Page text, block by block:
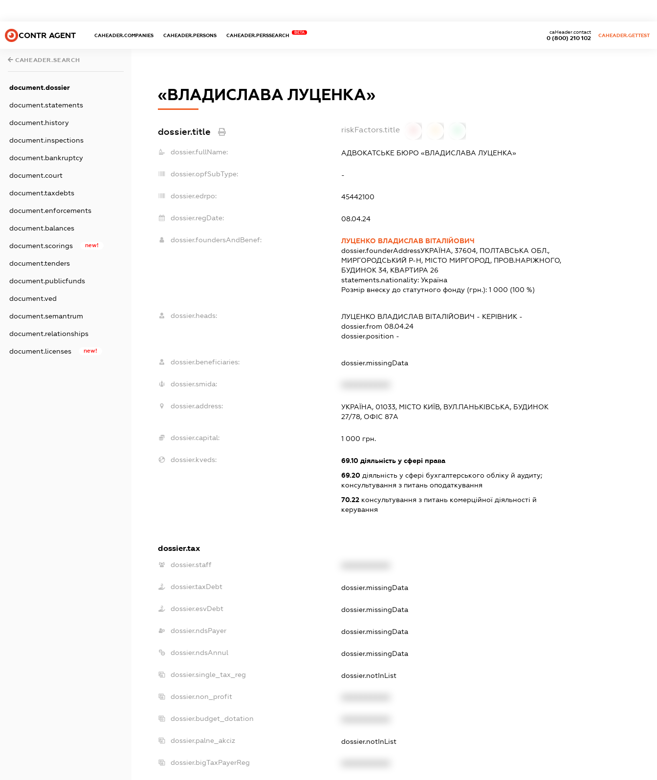
CONTR AGENT CAHEADER.COMPANIES CAHEADER.PERSONS CAHEADER.PERSSEARCH
BETA
0 (800) 210 102
caHeader.contact
CAHEADER.GETTEST
CAHEADER.SEARCH
document.dossier
document.statements
document.history
document.inspections
document.bankruptcy
document.court
document.taxdebts
document.enforcements
document.balances
document.scorings new!
document.tenders
document.publicfunds
document.ved
document.semantrum
document.relationships
document.licenses new!
«ВЛАДИСЛАВА ЛУЦЕНКА»
dossier.title riskFactors.title
dossier.fullName: АДВОКАТСЬКЕ БЮРО «ВЛАДИСЛАВА ЛУЦЕНКА»
dossier.opfSubType: -
dossier.edrpo: 45442100
dossier.regDate: 08.04.24
dossier.foundersAndBenef:
ЛУЦЕНКО ВЛАДИСЛАВ ВІТАЛІЙОВИЧ
dossier.founderAddressУКРАЇНА, 37604, ПОЛТАВСЬКА ОБЛ.,
МИРГОРОДСЬКИЙ Р-Н, МІСТО МИРГОРОД, ПРОВ.НАРІЖНОГО,
БУДИНОК 34, КВАРТИРА 26
statements.nationality: Україна
Розмір внеску до статутного фонду (грн.): 1 000 (100 %)
dossier.heads: ЛУЦЕНКО ВЛАДИСЛАВ ВІТАЛІЙОВИЧ - КЕРІВНИК -
dossier.from 08.04.24
dossier.position -
dossier.beneficiaries: dossier.missingData
dossier.smida:
dossier.address:
УКРАЇНА, 01033, МІСТО КИЇВ, ВУЛ.ПАНЬКІВСЬКА, БУДИНОК
27/78, ОФІС 87А
dossier.capital: 1 000 грн.
dossier.kveds: 69.10діяльність у сфері права
69.20діяльність у сфері бухгалтерського обліку й аудиту;
консультування з питань оподаткування
70.22консультування з питань комерційної діяльності й
керування
dossier.tax
dossier.staff
dossier.taxDebt dossier.missingData
dossier.esvDebt dossier.missingData
dossier.ndsPayer dossier.missingData
dossier.ndsAnnul dossier.missingData
dossier.single_tax_reg dossier.notInList
dossier.non_profit
dossier.budget_dotation
dossier.palne_akciz dossier.notInList
dossier.bigTaxPayerReg